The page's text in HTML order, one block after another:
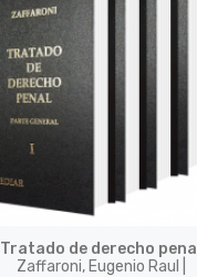
Tratado de derecho penal
Zaffaroni, Eugenio Raul |